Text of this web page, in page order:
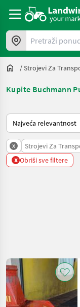
Pretraži ponude
/Strojevi Za
Kupite Buchmann
Način na koji sortira
x Strojevi Za
x Obriši sve filtere
Kategorija 4
TRENUTNA